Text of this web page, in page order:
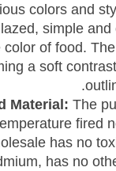
colors and
simple
color of food.
a soft
Material: The
fired
has no
has no